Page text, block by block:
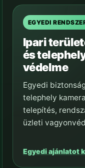
EGYEDI
Ipari
és
védelme
Egyedi
telephely
telepítés,
üzleti
Egyedi ajánlatot